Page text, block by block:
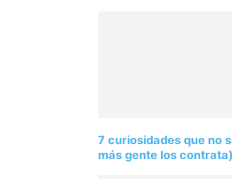
7 curiosidades que no
más gente los